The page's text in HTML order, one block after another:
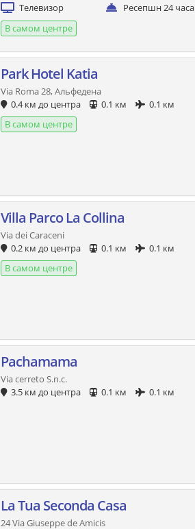
Телевизор
Ресепшн 24 часа
В самом центре
Park Hotel Katia
Via Roma 28, Альфедена
0.4 км до центра
0.1 км
0.1 км
В самом центре
Villa Parco La Collina
Via dei Caraceni
0.2 км до центра
0.1 км
0.1 км
В самом центре
Pachamama
Via cerreto S.n.c.
3.5 км до центра
0.1 км 0.1 км
La Tua Seconda Casa
24 Via Giuseppe de Amicis